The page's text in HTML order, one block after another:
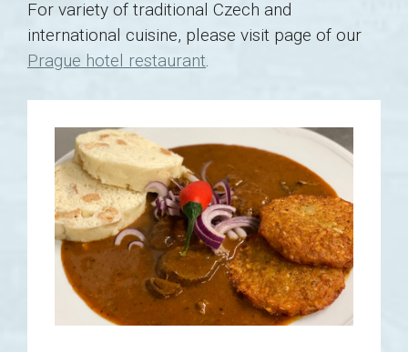
For variety of traditional Czech and
international cuisine, please visit page of our
Prague hotel restaurant.